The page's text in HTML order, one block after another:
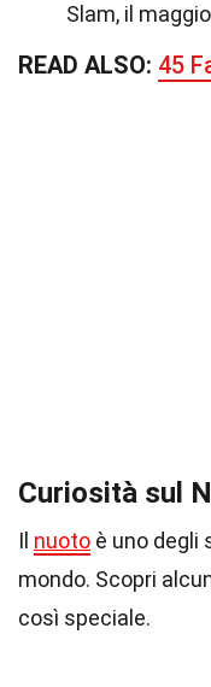
Slam, il
READ ALSO: 45
Curiosità sul
Il nuoto è uno degli
mondo. Scopri
così speciale.